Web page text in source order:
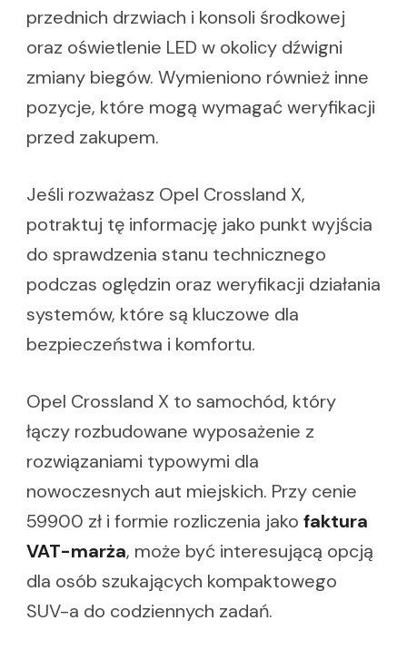
przednich drzwiach i konsoli środkowej
oraz oświetlenie LED w okolicy dźwigni
zmiany biegów. Wymieniono również inne
pozycje, które mogą wymagać weryfikacji
przed zakupem.
Jeśli rozważasz Opel Crossland X,
potraktuj tę informację jako punkt wyjścia
do sprawdzenia stanu technicznego
podczas oględzin oraz weryfikacji działania
systemów, które są kluczowe dla
bezpieczeństwa i komfortu.
Opel Crossland X to samochód, który
łączy rozbudowane wyposażenie z
rozwiązaniami typowymi dla
nowoczesnych aut miejskich. Przy cenie
59900 zł i formie rozliczenia jako faktura
VAT-marża, może być interesującą opcją
dla osób szukających kompaktowego
SUV-a do codziennych zadań.